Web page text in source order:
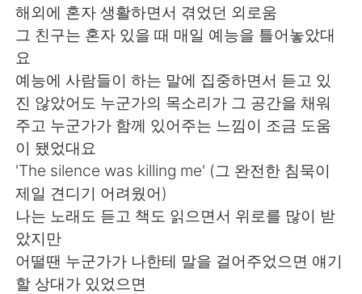
English 简体中文
العربية Français
Deutsch
한국어 ไทย
Indonesia Italiano
Türkçe Tiếng Việt
해외에 혼자 생활하면서 겪었던 외로움
그 친구는 혼자 있을 때 매일 예능을 틀어놓았대
요
예능에 사람들이 하는 말에 집중하면서 듣고 있
진 않았어도 누군가의 목소리가 그 공간을 채워
주고 누군가가 함께 있어주는 느낌이 조금 도움
이 됐었대요
'The silence was killing me' (그 완전한 침묵이
제일 견디기 어려웠어)
나는 노래도 듣고 책도 읽으면서 위로를 많이 받
았지만
어떨땐 누군가가 나한테 말을 걸어주었으면 얘기
할 상대가 있었으면